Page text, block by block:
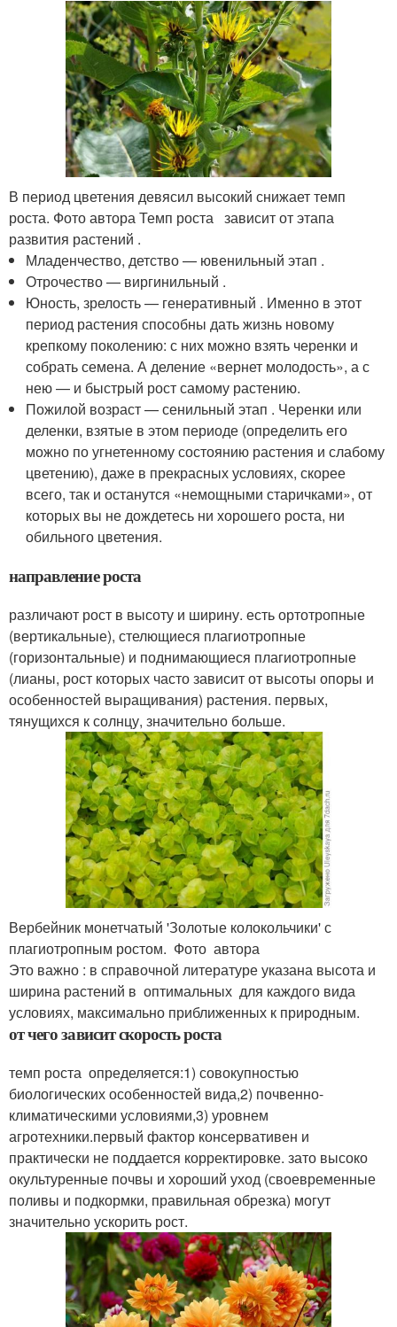
В период цветения девясил высокий снижает темп
роста. Фото автора Темп роста зависит от этапа
развития растений .
Младенчество, детство — ювенильный этап .
Отрочество — виргинильный .
Юность, зрелость — генеративный . Именно в этот
период растения способны дать жизнь новому
крепкому поколению: с них можно взять черенки и
собрать семена. А деление «вернет молодость», а с
нею — и быстрый рост самому растению.
Пожилой возраст — сенильный этап . Черенки или
деленки, взятые в этом периоде (определить его
можно по угнетенному состоянию растения и слабому
цветению), даже в прекрасных условиях, скорее
всего, так и останутся «немощными старичками», от
которых вы не дождетесь ни хорошего роста, ни
обильного цветения.
направление роста
различают рост в высоту и ширину. есть ортотропные
(вертикальные), стелющиеся плагиотропные
(горизонтальные) и поднимающиеся плагиотропные
(лианы, рост которых часто зависит от высоты опоры и
особенностей выращивания) растения. первых,
тянущихся к солнцу, значительно больше.
Вербейник монетчатый 'Золотые колокольчики' с
плагиотропным ростом. Фото автора
Это важно : в справочной литературе указана высота и
ширина растений в оптимальных для каждого вида
условиях, максимально приближенных к природным.
от чего зависит скорость роста
темп роста определяется:1) совокупностью
биологических особенностей вида,2) почвенно-
климатическими условиями,3) уровнем
агротехники.первый фактор консервативен и
практически не поддается корректировке. зато высоко
окультуренные почвы и хороший уход (своевременные
поливы и подкормки, правильная обрезка) могут
значительно ускорить рост.